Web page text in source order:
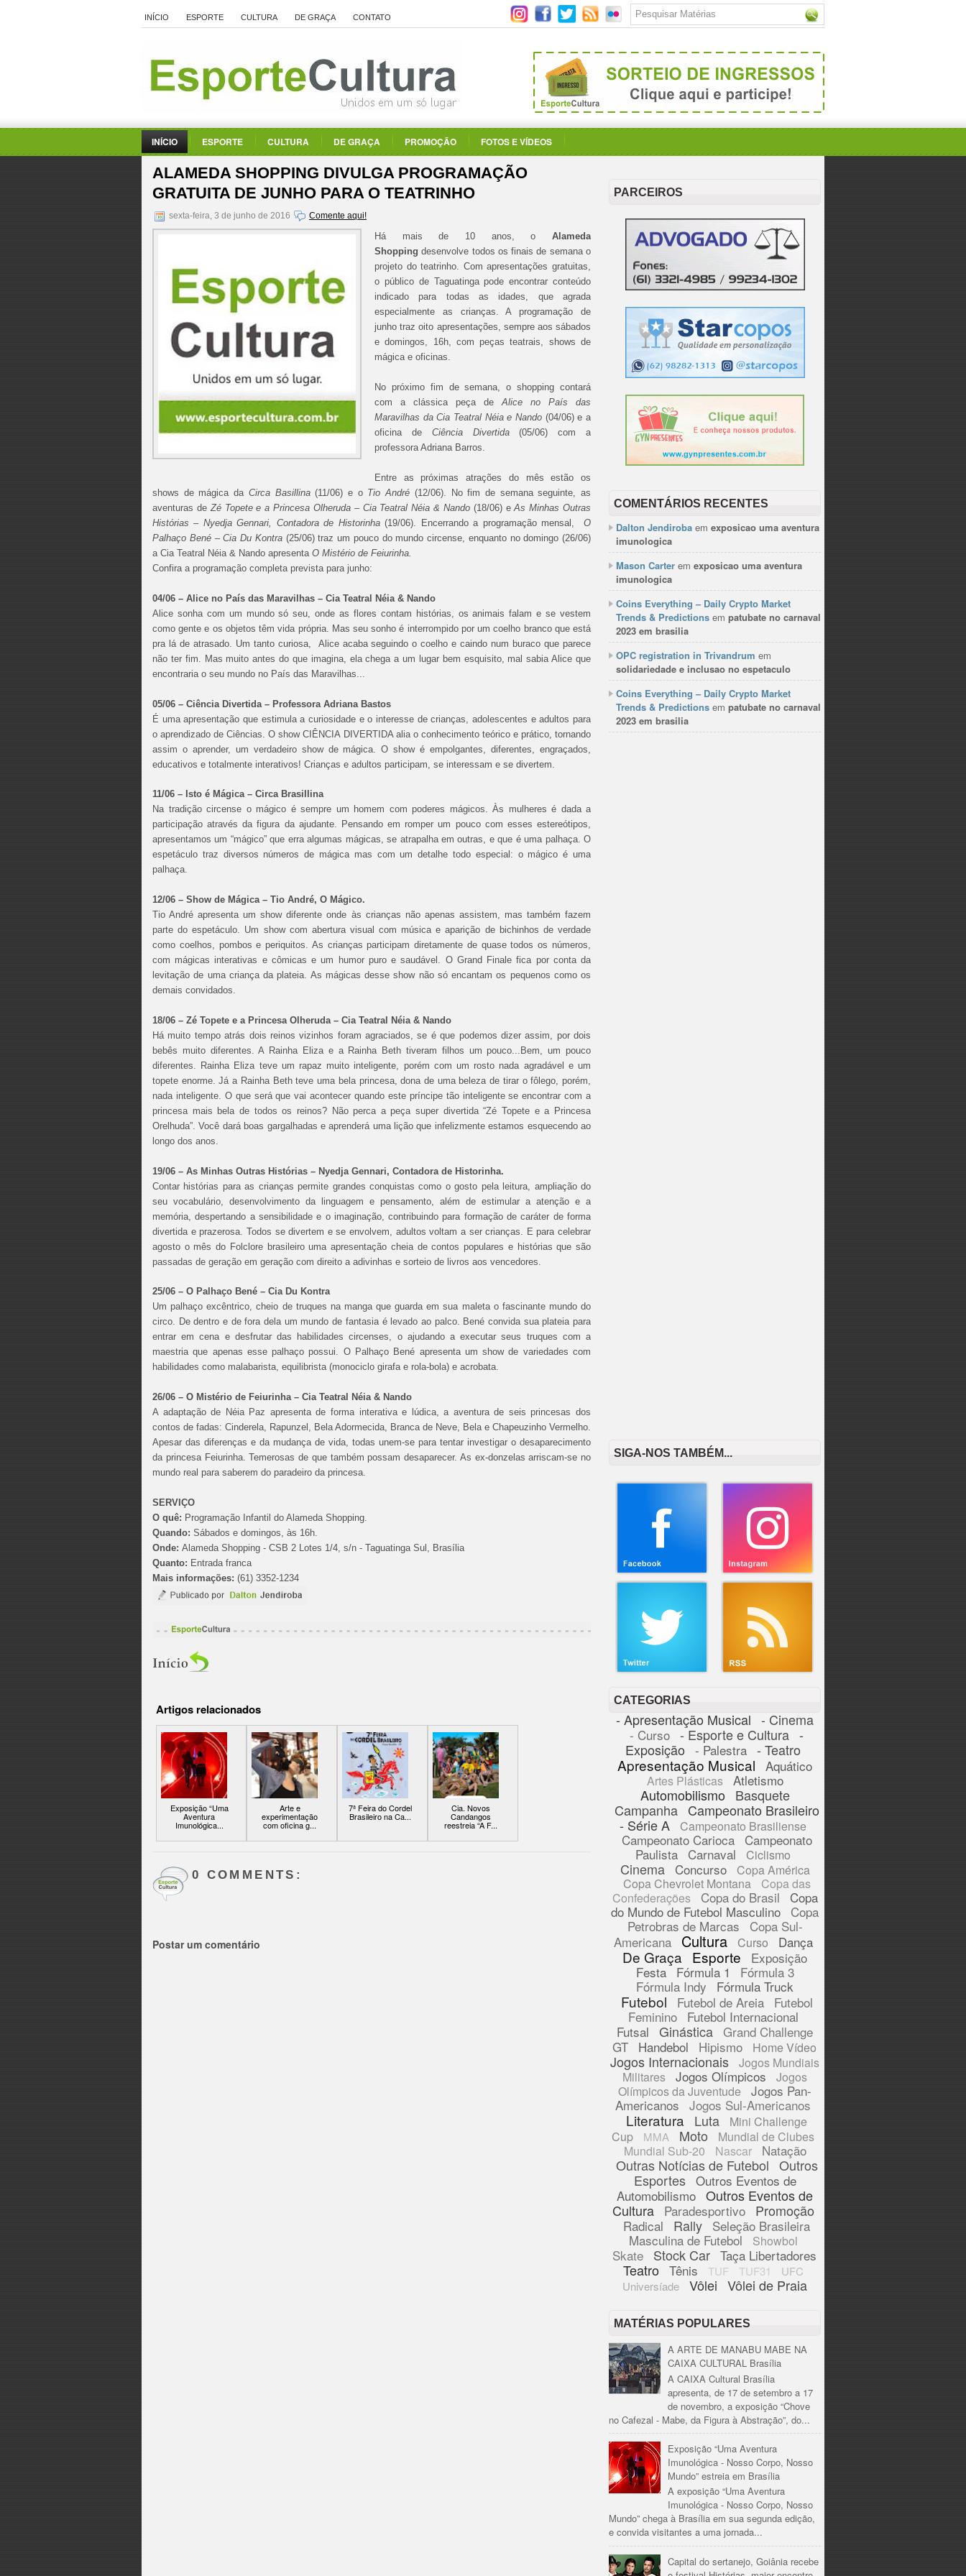
INÍCIO ESPORTE CULTURA DE GRAÇA CONTATO
INÍCIO ESPORTE CULTURA DE GRAÇA PROMOÇÃO FOTOS E VÍDEOS
ALAMEDA SHOPPING DIVULGA PROGRAMAÇÃO
GRATUITA DE JUNHO PARA O TEATRINHO
sexta-feira, 3 de junho de 2016 Comente aqui!
Há mais de 10 anos, o Alameda
Shopping desenvolve todos os finais de semana o
projeto do teatrinho. Com apresentações gratuitas,
o público de Taguatinga pode encontrar conteúdo
indicado para todas as idades, que agrada
especialmente as crianças. A programação de
junho traz oito apresentações, sempre aos sábados
e domingos, 16h, com peças teatrais, shows de
mágica e oficinas.
No próximo fim de semana, o shopping contará
com a clássica peça deAlice no País das
Maravilhas da Cia Teatral Néia e Nando (04/06) e a
oficina de Ciência Divertida(05/06) com a
professora Adriana Barros.
Entre as próximas atrações do mês estão os
shows de mágica daCirca Basillina(11/06) e o Tio André (12/06). No fim de semana seguinte, as
aventuras deZé Topete e a Princesa Olheruda – Cia Teatral Néia & Nando(18/06) eAs Minhas Outras
Histórias – Nyedja Gennari, Contadora de Historinha(19/06). Encerrando a programação mensal,
O
Palhaço Bené – Cia Du Kontra(25/06) traz um pouco do mundo circense, enquanto no domingo (26/06)
a Cia Teatral Néia & Nando apresenta O Mistério de Feiurinha.
Confira a programação completa prevista para junho:
04/06 – Alice no País das Maravilhas – Cia Teatral Néia & Nando
Alice sonha com um mundo só seu, onde as flores contam histórias, os animais falam e se vestem
como gente e os objetos têm vida própria. Mas seu sonho é interrompido por um coelho branco que está
pra lá de atrasado. Um tanto curiosa, Alice acaba seguindo o coelho e caindo num buraco que parece
não ter fim. Mas muito antes do que imagina, ela chega a um lugar bem esquisito, mal sabia Alice que
encontraria o seu mundo no País das Maravilhas...
05/06 – Ciência Divertida – Professora Adriana Bastos
É uma apresentação que estimula a curiosidade e o interesse de crianças, adolescentes e adultos para
o aprendizado de Ciências. O show CIÊNCIA DIVERTIDA alia o conhecimento teórico e prático, tornando
assim o aprender, um verdadeiro show de mágica. O show é empolgantes, diferentes, engraçados,
educativos e totalmente interativos! Crianças e adultos participam, se interessam e se divertem.
11/06 – Isto é Mágica – Circa Brasillina
Na tradição circense o mágico é sempre um homem com poderes mágicos. Às mulheres é dada a
participação através da figura da ajudante. Pensando em romper um pouco com esses estereótipos,
apresentamos um “mágico” que erra algumas mágicas, se atrapalha em outras, e que é uma palhaça. O
espetáculo traz diversos números de mágica mas com um detalhe todo especial: o mágico é uma
palhaça.
12/06 – Show de Mágica – Tio André, O Mágico.
Tio André apresenta um show diferente onde às crianças não apenas assistem, mas também fazem
parte do espetáculo. Um show com abertura visual com música e aparição de bichinhos de verdade
como coelhos, pombos e periquitos. As crianças participam diretamente de quase todos os números,
com mágicas interativas e cômicas e um humor puro e saudável. O Grand Finale fica por conta da
levitação de uma criança da plateia. As mágicas desse show não só encantam os pequenos como os
demais convidados.
18/06 – Zé Topete e a Princesa Olheruda – Cia Teatral Néia & Nando
Há muito tempo atrás dois reinos vizinhos foram agraciados, se é que podemos dizer assim, por dois
bebês muito diferentes. A Rainha Eliza e a Rainha Beth tiveram filhos um pouco...Bem, um pouco
diferentes. Rainha Eliza teve um rapaz muito inteligente, porém com um rosto nada agradável e um
topete enorme. Já a Rainha Beth teve uma bela princesa, dona de uma beleza de tirar o fôlego, porém,
nada inteligente. O que será que vai acontecer quando este príncipe tão inteligente se encontrar com a
princesa mais bela de todos os reinos? Não perca a peça super divertida “Zé Topete e a Princesa
Orelhuda”. Você dará boas gargalhadas e aprenderá uma lição que infelizmente estamos esquecendo ao
longo dos anos.
19/06 – As Minhas Outras Histórias – Nyedja Gennari, Contadora de Historinha.
Contar histórias para as crianças permite grandes conquistas como o gosto pela leitura, ampliação do
seu vocabulário, desenvolvimento da linguagem e pensamento, além de estimular a atenção e a
memória, despertando a sensibilidade e o imaginação, contribuindo para formação de caráter de forma
divertida e prazerosa. Todos se divertem e se envolvem, adultos voltam a ser crianças. E para celebrar
agosto o mês do Folclore brasileiro uma apresentação cheia de contos populares e histórias que são
passadas de geração em geração com direito a adivinhas e sorteio de livros aos vencedores.
25/06 – O Palhaço Bené – Cia Du Kontra
Um palhaço excêntrico, cheio de truques na manga que guarda em sua maleta o fascinante mundo do
circo. De dentro e de fora dela um mundo de fantasia é levado ao palco. Bené convida sua plateia para
entrar em cena e desfrutar das habilidades circenses, o ajudando a executar seus truques com a
maestria que apenas esse palhaço possui. O Palhaço Bené apresenta um show de variedades com
habilidades como malabarista, equilibrista (monociclo girafa e rola-bola) e acrobata.
26/06 – O Mistério de Feiurinha – Cia Teatral Néia & Nando
A adaptação de Néia Paz apresenta de forma interativa e lúdica, a aventura de seis princesas dos
contos de fadas: Cinderela, Rapunzel, Bela Adormecida, Branca de Neve, Bela e Chapeuzinho Vermelho.
Apesar das diferenças e da mudança de vida, todas unem-se para tentar investigar o desaparecimento
da princesa Feiurinha. Temerosas de que também possam desaparecer. As ex-donzelas arriscam-se no
mundo real para saberem do paradeiro da princesa.
SERVIÇO
O quê: Programação Infantil do Alameda Shopping.
Quando: Sábados e domingos, às 16h.
Onde: Alameda Shopping - CSB 2 Lotes 1/4, s/n - Taguatinga Sul, Brasília
Quanto: Entrada franca
Mais informações: (61) 3352-1234
Artigos relacionados
Exposição “Uma
Aventura
Imunológica...
Arte e
experimentação
com oficina g...
7ª Feira do Cordel
Brasileiro na Ca...
Cia. Novos
Candangos
reestreia “A F...
0 COMMENTS:
Postar um comentário
PARCEIROS
COMENTÁRIOS RECENTES
Dalton Jendiroba em exposicao uma aventura
imunologica
Mason Carter em exposicao uma aventura
imunologica
Coins Everything – Daily Crypto Market
Trends & Predictions em patubate no carnaval
2023 em brasilia
OPC registration in Trivandrum em
solidariedade e inclusao no espetaculo
Coins Everything – Daily Crypto Market
Trends & Predictions em patubate no carnaval
2023 em brasilia
SIGA-NOS TAMBÉM...
CATEGORIAS
- Apresentação Musical - Cinema
- Curso - Esporte e Cultura -
Exposição - Palestra - Teatro
Apresentação Musical Aquático
Artes Plásticas Atletismo
Automobilismo
Basquete
Campanha Campeonato Brasileiro
- Série A
Campeonato Brasiliense
Campeonato Carioca
Campeonato
Paulista Carnaval Ciclismo
Cinema Concurso
Copa América
Copa Chevrolet Montana
Copa das
Confederações
Copa do Brasil Copa
do Mundo de Futebol Masculino Copa
Petrobras de Marcas
Copa Sul-
Americana
Cultura Curso Dança
De Graça Esporte
Exposição
Festa
Fórmula 1
Fórmula 3
Fórmula Indy
Fórmula Truck
Futebol Futebol de Areia
Futebol
Feminino
Futebol Internacional
Futsal Ginástica Grand Challenge
GT Handebol Hipismo Home Vídeo
Jogos Internacionais
Jogos Mundiais
Militares
Jogos Olímpicos
Jogos
Olímpicos da Juventude
Jogos Pan-
Americanos Jogos Sul-Americanos
Literatura Luta
Mini Challenge
Cup
MMA Moto
Mundial de Clubes
Mundial Sub-20
Nascar Natação
Outras Notícias de Futebol Outros
Esportes Outros Eventos de
Automobilismo Outros Eventos de
Cultura
Paradesportivo Promoção
Radical Rally Seleção Brasileira
Masculina de Futebol
Showbol
Skate Stock Car Taça Libertadores
Teatro Tênis TUF TUF31
UFC
Universíade
Vôlei Vôlei de Praia
MATÉRIAS POPULARES
A ARTE DE MANABU MABE NA
CAIXA CULTURAL Brasília
A CAIXA Cultural Brasília
apresenta, de 17 de setembro a 17
de novembro, a exposição “Chove
no Cafezal - Mabe, da Figura à Abstração”, do...
Exposição “Uma Aventura
Imunológica - Nosso Corpo, Nosso
Mundo” estreia em Brasília
A exposição “Uma Aventura
Imunológica - Nosso Corpo, Nosso
Mundo” chega à Brasília em sua segunda edição,
e convida visitantes a uma jornada...
Capital do sertanejo, Goiânia recebe